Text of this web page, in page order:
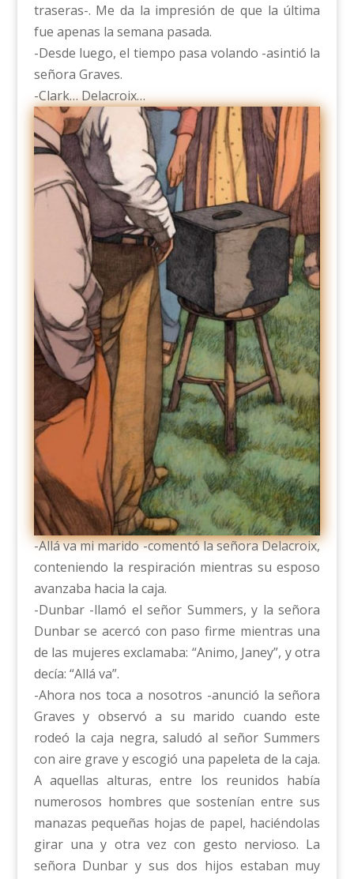
traseras-. Me da la impresión de que la última
fue apenas la semana pasada.
-Desde luego, el tiempo pasa volando -asintió la
señora Graves.
-Clark… Delacroix…
-Allá va mi marido -comentó la señora Delacroix,
conteniendo la respiración mientras su esposo
avanzaba hacia la caja.
-Dunbar -llamó el señor Summers, y la señora
Dunbar se acercó con paso firme mientras una
de las mujeres exclamaba: “Animo, Janey”, y otra
decía: “Allá va”.
-Ahora nos toca a nosotros -anunció la señora
Graves y observó a su marido cuando este
rodeó la caja negra, saludó al señor Summers
con aire grave y escogió una papeleta de la caja.
A aquellas alturas, entre los reunidos había
numerosos hombres que sostenían entre sus
manazas pequeñas hojas de papel, haciéndolas
girar una y otra vez con gesto nervioso. La
señora Dunbar y sus dos hijos estaban muy